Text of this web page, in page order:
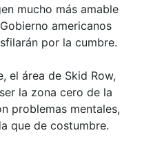
mucho más amable
americanos
por la cumbre.
el área de Skid Row,
la zona cero de la
problemas mentales,
que de costumbre.